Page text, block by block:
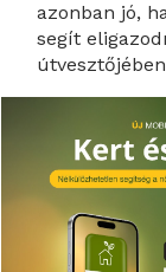
azonban jó,
segít